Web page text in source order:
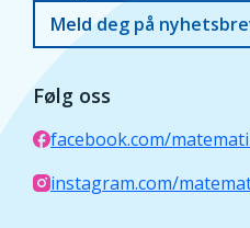
Meld deg på
Følg oss
facebook.com/
instagram.com/